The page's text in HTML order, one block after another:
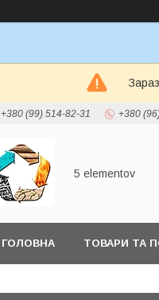
+380 (99) 514-82-31 +380
5 elementov
ГОЛОВНА ТОВАРИ ТА